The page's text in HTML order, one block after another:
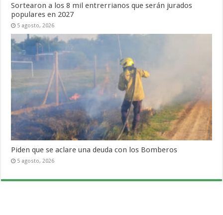
Sortearon a los 8 mil entrerrianos que serán jurados
populares en 2027
5 agosto, 2026
Piden que se aclare una deuda con los Bomberos
5 agosto, 2026